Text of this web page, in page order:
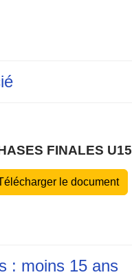
FINALES U15
le document
: moins 15 ans